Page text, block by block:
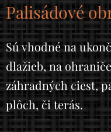
Palisádové
Sú vhodné na
dlažieb, na
záhradných ciest,
plôch, či terás.